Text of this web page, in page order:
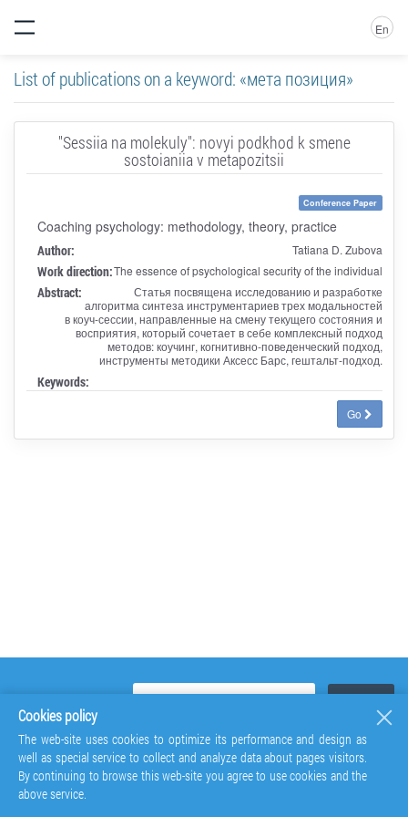
En
List of publications on a keyword: «мета позиция»
"Sessiia na molekuly": novyi podkhod k smene
sostoianiia v metapozitsii
Conference Paper
Coaching psychology: methodology, theory, practice
Author: Tatiana D. Zubova
Work direction:The essence of psychological security of the individual
Abstract:
Статья посвящена исследованию и разработке
алгоритма синтеза инструментариев трех модальностей
в коуч-сессии, направленные на смену текущего состояния и
восприятия, который сочетает в себе комплексный подход
методов: коучинг, когнитивно-поведенческий подход,
инструменты методики Аксесс Барс, гештальт-подход.
Keywords:
Go
Cookies policy
The web-site uses cookies to optimize its performance and design as
well as special service to collect and analyze data about pages visitors.
By continuing to browse this web-site you agree to use cookies and the
above service.